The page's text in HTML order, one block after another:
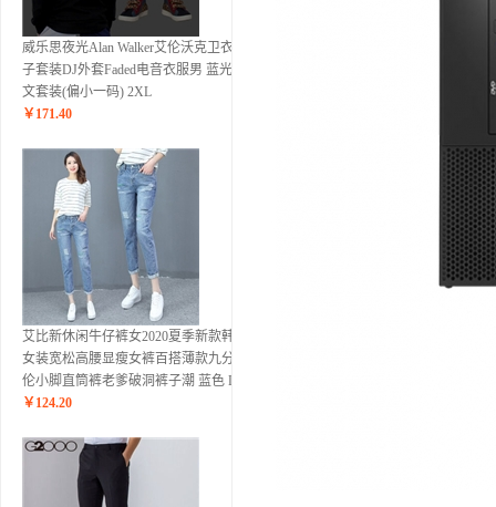
威乐思夜光Alan Walker艾伦沃克卫衣裤
子套装DJ外套Faded电音衣服男 蓝光英
文套装(偏小一码) 2XL
￥ 171.40
艾比新休闲牛仔裤女2020夏季新款韩版
女装宽松高腰显瘦女裤百搭薄款九分哈
伦小脚直筒裤老爹破洞裤子潮 蓝色 L
￥ 124.20